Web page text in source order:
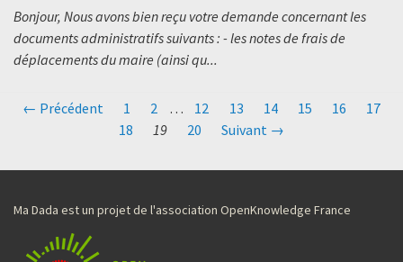
Bonjour, Nous avons bien reçu votre demande concernant les
documents administratifs suivants : - les notes de frais de
déplacements du maire (ainsi qu...
← Précédent 1 2 … 12 13 14 15 16
17
18
19 20 Suivant →
Ma Dada est un projet de l'association OpenKnowledge France